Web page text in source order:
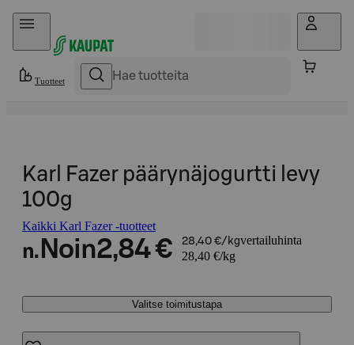
Hyppää sisältöön
Tuotteet
Karl Fazer päärynäjogurtti levy
100g
Kaikki Karl Fazer -tuotteet
n. Noin2,84 € 28,40 €/kgvertailuhinta
28,40 €/kg
Valitse toimitustapa